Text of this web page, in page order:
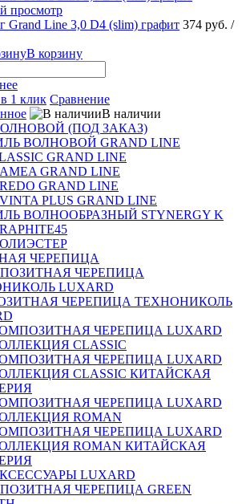
просмотр
Grand Line 3,0 D4 (slim) графит 374 руб. /
В корзину
1 клик Сравнение
В наличии
(ПОД ЗАКАЗ)
ВОЛНОВОЙ GRAND LINE
GRAND LINE
GRAND LINE
GRAND LINE
PLUS GRAND LINE
ВОЛНООБРАЗНЫЙ STYNERGY K
ЧЕРЕПИЦА
ЧЕРЕПИЦА ТЕХНОНИКОЛЬ
ЧЕРЕПИЦА LUXARD
CLASSIC
ЧЕРЕПИЦА LUXARD
CLASSIC КИТАЙСКАЯ
ЧЕРЕПИЦА LUXARD
ROMAN
ЧЕРЕПИЦА LUXARD
ROMAN КИТАЙСКАЯ
LUXARD